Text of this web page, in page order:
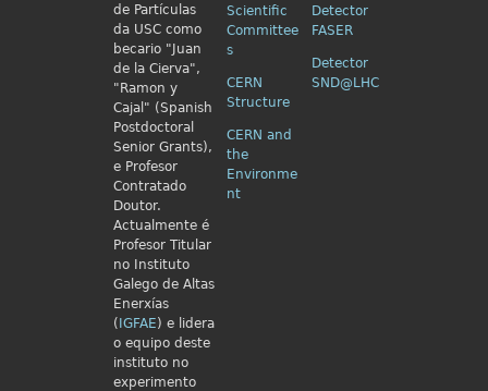
de Partículas
da USC como
becario "Juan
de la Cierva",
"Ramon y
Cajal" (Spanish
Postdoctoral
Senior Grants),
e Profesor
Contratado
Doutor.
Actualmente é
Profesor Titular
no Instituto
Galego de Altas
Enerxías
( IGFAE) e lidera
o equipo deste
instituto no
experimento
Scientific
Committee
s
CERN
Structure
CERN and
the
Environme
nt
Detector
FASER
Detector
SND@LHC